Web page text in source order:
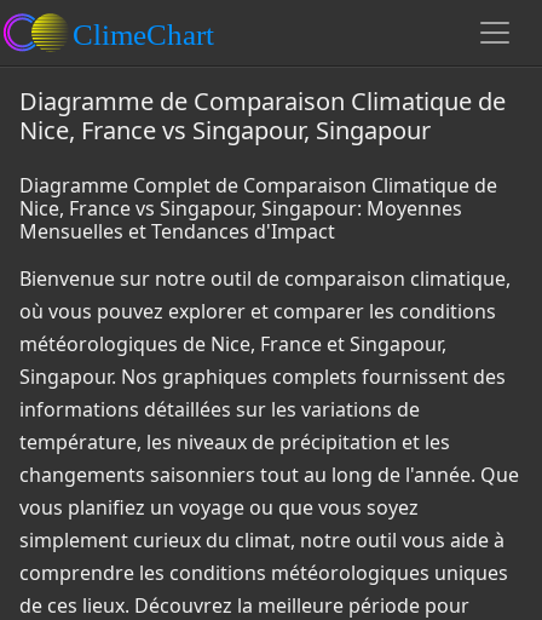
Diagramme de Comparaison Climatique de
Nice, France vs Singapour, Singapour
Diagramme Complet de Comparaison Climatique de
Nice, France vs Singapour, Singapour: Moyennes
Mensuelles et Tendances d'Impact
Bienvenue sur notre outil de comparaison climatique,
où vous pouvez explorer et comparer les conditions
météorologiques de Nice, France et Singapour,
Singapour. Nos graphiques complets fournissent des
informations détaillées sur les variations de
température, les niveaux de précipitation et les
changements saisonniers tout au long de l'année. Que
vous planifiez un voyage ou que vous soyez
simplement curieux du climat, notre outil vous aide à
comprendre les conditions météorologiques uniques
de ces lieux. Découvrez la meilleure période pour